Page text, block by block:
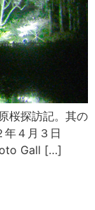
桜探訪記。其の
４月３日
Gall […]